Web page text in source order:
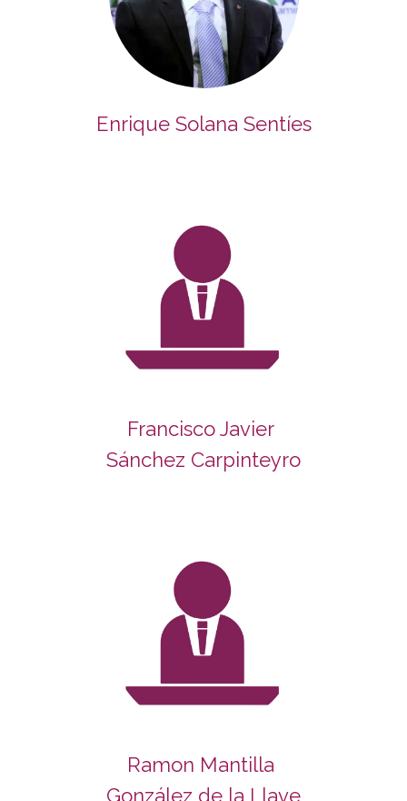
Enrique Solana Sentíes
Francisco Javier
Sánchez Carpinteyro
Ramon Mantilla
González de la Llave